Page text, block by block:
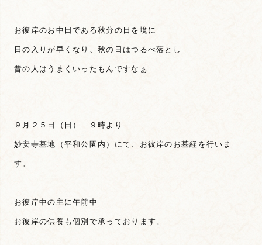
お彼岸のお中日である秋分の日を境に
日の入りが早くなり、秋の日はつるべ落とし
昔の人はうまくいったもんですなぁ
９月２５日（日） ９時より
妙安寺墓地（平和公園内）にて、お彼岸のお墓経を行いま
す。
お彼岸中の主に午前中
お彼岸の供養も個別で承っております。